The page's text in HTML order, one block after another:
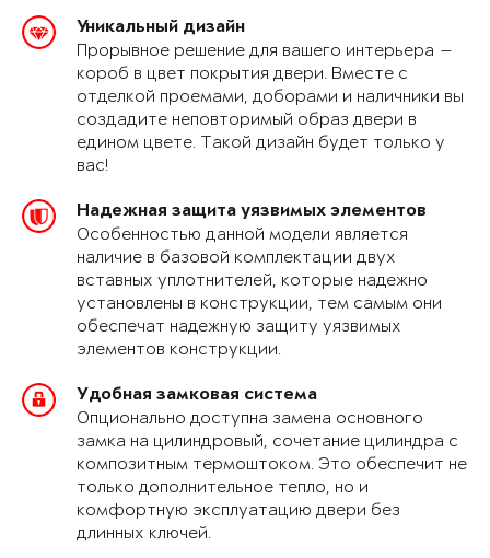
Уникальный дизайн
Прорывное решение для вашего интерьера —
короб в цвет покрытия двери. Вместе с
отделкой проемами, доборами и наличники вы
создадите неповторимый образ двери в
едином цвете. Такой дизайн будет только у
вас!
Надежная защита уязвимых элементов
Особенностью данной модели является
наличие в базовой комплектации двух
вставных уплотнителей, которые надежно
установлены в конструкции, тем самым они
обеспечат надежную защиту уязвимых
элементов конструкции.
Удобная замковая система
Опционально доступна замена основного
замка на цилиндровый, сочетание цилиндра с
композитным термоштоком. Это обеспечит не
только дополнительное тепло, но и
комфортную эксплуатацию двери без
длинных ключей.